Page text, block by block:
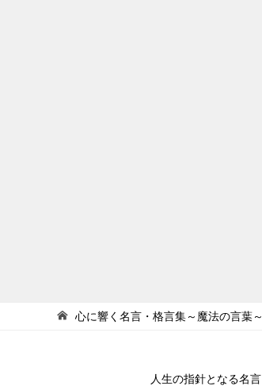
心に響く名言・格言集～魔法の言葉～
人生の指針となる名言